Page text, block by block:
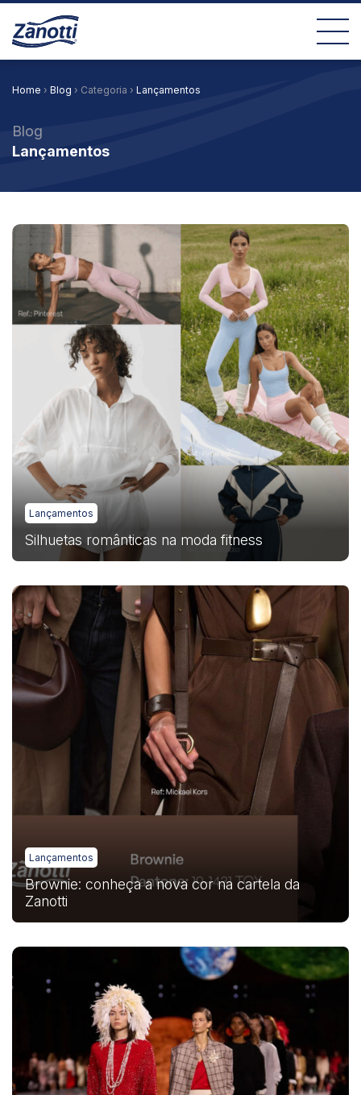
Home › Blog › Categoria › Lançamentos
Blog
Lançamentos
Lançamentos
Silhuetas românticas na moda fitness
Lançamentos
Brownie: conheça a nova cor na cartela da
Zanotti